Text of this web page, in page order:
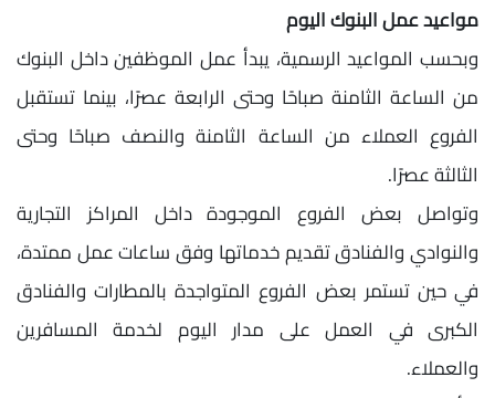
مواعيد عمل البنوك اليوم
وبحسب المواعيد الرسمية، يبدأ عمل الموظفين داخل البنوك
من الساعة الثامنة صباحًا وحتى الرابعة عصرًا، بينما تستقبل
الفروع العملاء من الساعة الثامنة والنصف صباحًا وحتى
الثالثة عصرًا.
وتواصل بعض الفروع الموجودة داخل المراكز التجارية
والنوادي والفنادق تقديم خدماتها وفق ساعات عمل ممتدة،
في حين تستمر بعض الفروع المتواجدة بالمطارات والفنادق
الكبرى في العمل على مدار اليوم لخدمة المسافرين
والعملاء.